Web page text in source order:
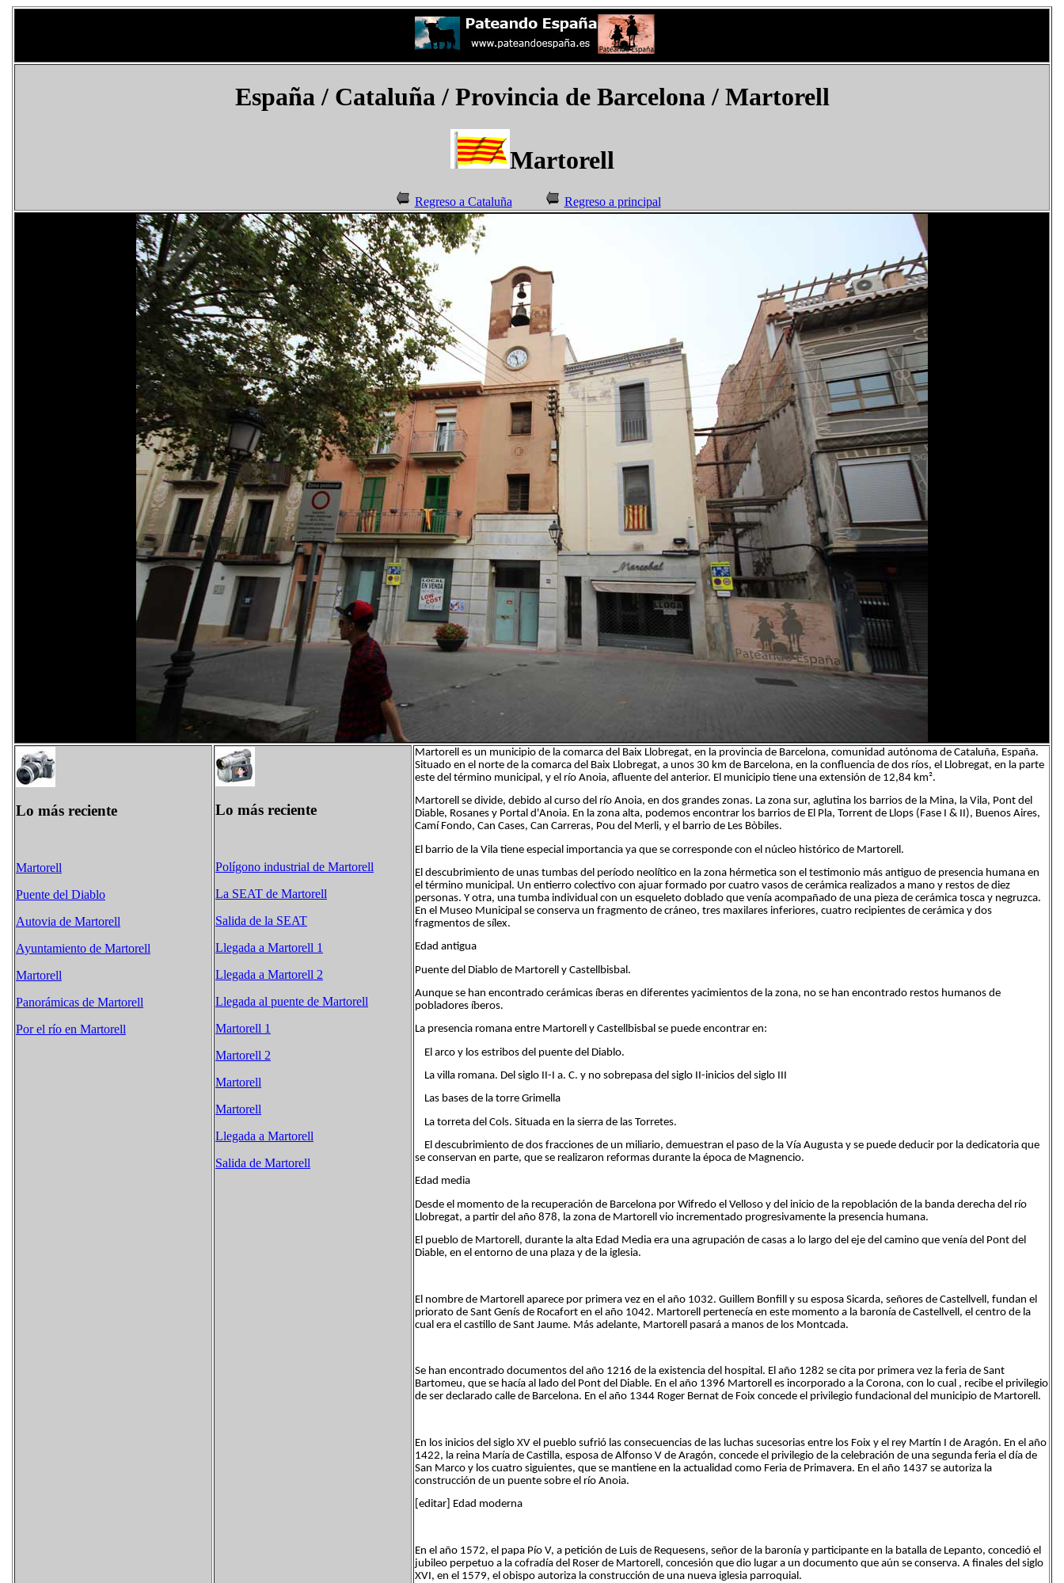
España/ Cataluña / Provincia de Barcelona / Martorell
Martorell
Regreso a Cataluña Regreso a principal
Lo más reciente
Martorell
Puente del Diablo
Autovia de Martorell
Ayuntamiento de Martorell
Martorell
Panorámicas de Martorell
Por el río en Martorell
Lo más reciente
Polígono industrial de Martorell
La SEAT de Martorell
Salida de la SEAT
Llegada a Martorell 1
Llegada a Martorell 2
Llegada al puente de Martorell
Martorell 1
Martorell 2
Martorell
Martorell
Llegada a Martorell
Salida de Martorell
Martorell es un municipio de la comarca del Baix Llobregat, en la provincia de Barcelona, comunidad autónoma de Cataluña, España.
Situado en el norte de la comarca del Baix Llobregat, a unos 30 km de Barcelona, en la confluencia de dos ríos, el Llobregat, en la parte
este del término municipal, y el río Anoia, afluente del anterior. El municipio tiene una extensión de 12,84 km².
Martorell se divide, debido al curso del río Anoia, en dos grandes zonas. La zona sur, aglutina los barrios de la Mina, la Vila, Pont del
Diable, Rosanes y Portal d'Anoia. En la zona alta, podemos encontrar los barrios de El Pla, Torrent de Llops (Fase I & II), Buenos Aires,
Camí Fondo, Can Cases, Can Carreras, Pou del Merli, y el barrio de Les Bòbiles.
El barrio de la Vila tiene especial importancia ya que se corresponde con el núcleo histórico de Martorell.
El descubrimiento de unas tumbas del período neolítico en la zona hérmetica son el testimonio más antiguo de presencia humana en
el término municipal. Un entierro colectivo con ajuar formado por cuatro vasos de cerámica realizados a mano y restos de diez
personas. Y otra, una tumba individual con un esqueleto doblado que venía acompañado de una pieza de cerámica tosca y negruzca.
En el Museo Municipal se conserva un fragmento de cráneo, tres maxilares inferiores, cuatro recipientes de cerámica y dos
fragmentos de sílex.
Edad antigua
Puente del Diablo de Martorell y Castellbisbal.
Aunque se han encontrado cerámicas íberas en diferentes yacimientos de la zona, no se han encontrado restos humanos de
pobladores íberos.
La presencia romana entre Martorell y Castellbisbal se puede encontrar en:
El arco y los estribos del puente del Diablo.
La villa romana. Del siglo II-I a. C. y no sobrepasa del siglo II-inicios del siglo III
Las bases de la torre Grimella
La torreta del Cols. Situada en la sierra de las Torretes.
El descubrimiento de dos fracciones de un miliario, demuestran el paso de la Vía Augusta y se puede deducir por la dedicatoria que
se conservan en parte, que se realizaron reformas durante la época de Magnencio.
Edad media
Desde el momento de la recuperación de Barcelona por Wifredo el Velloso y del inicio de la repoblación de la banda derecha del río
Llobregat, a partir del año 878, la zona de Martorell vio incrementado progresivamente la presencia humana.
El pueblo de Martorell, durante la alta Edad Media era una agrupación de casas a lo largo del eje del camino que venía del Pont del
Diable, en el entorno de una plaza y de la iglesia.
El nombre de Martorell aparece por primera vez en el año 1032. Guillem Bonfill y su esposa Sicarda, señores de Castellvell, fundan el
priorato de Sant Genís de Rocafort en el año 1042. Martorell pertenecía en este momento a la baronía de Castellvell, el centro de la
cual era el castillo de Sant Jaume. Más adelante, Martorell pasará a manos de los Montcada.
Se han encontrado documentos del año 1216 de la existencia del hospital. El año 1282 se cita por primera vez la feria de Sant
Bartomeu, que se hacía al lado del Pont del Diable. En el año 1396 Martorell es incorporado a la Corona, con lo cual , recibe el privilegio
de ser declarado calle de Barcelona. En el año 1344 Roger Bernat de Foix concede el privilegio fundacional del municipio de Martorell.
En los inicios del siglo XV el pueblo sufrió las consecuencias de las luchas sucesorias entre los Foix y el rey Martín I de Aragón. En el año
1422, la reina María de Castilla, esposa de Alfonso V de Aragón, concede el privilegio de la celebración de una segunda feria el día de
San Marco y los cuatro siguientes, que se mantiene en la actualidad como Feria de Primavera. En el año 1437 se autoriza la
construcción de un puente sobre el río Anoia.
[editar] Edad moderna
En el año 1572, el papa Pío V, a petición de Luis de Requesens, señor de la baronía y participante en la batalla de Lepanto, concedió el
jubileo perpetuo a la cofradía del Roser de Martorell, concesión que dio lugar a un documento que aún se conserva. A finales del siglo
XVI, en el 1579, el obispo autoriza la construcción de una nueva iglesia parroquial.